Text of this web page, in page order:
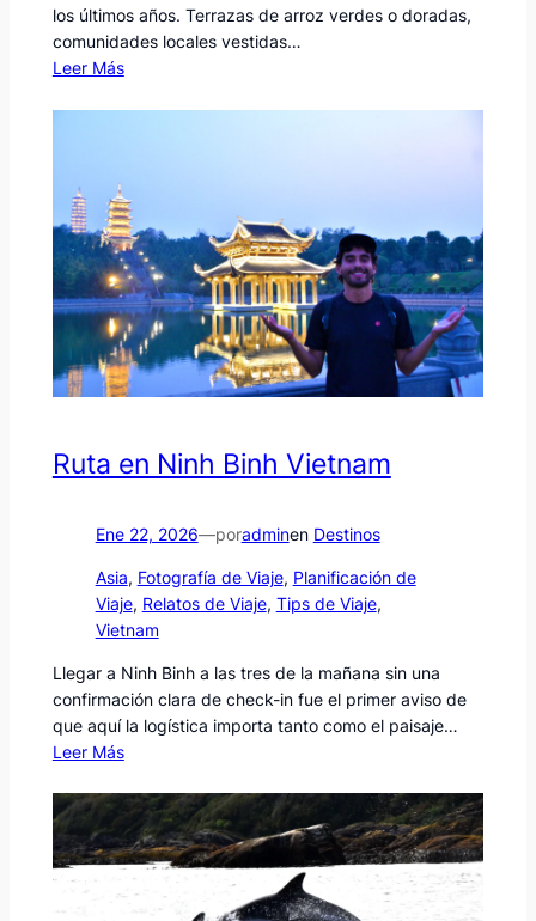
los últimos años. Terrazas de arroz verdes o doradas,
comunidades locales vestidas…
Leer Más
Ruta en Ninh Binh Vietnam
Ene 22, 2026—poradminen Destinos
Asia, Fotografía de Viaje, Planificación de
Viaje, Relatos de Viaje, Tips de Viaje
Vietnam
Llegar a Ninh Binh a las tres de la mañana sin una
confirmación clara de check-in fue el primer aviso de
que aquí la logística importa tanto como el paisaje…
Leer Más